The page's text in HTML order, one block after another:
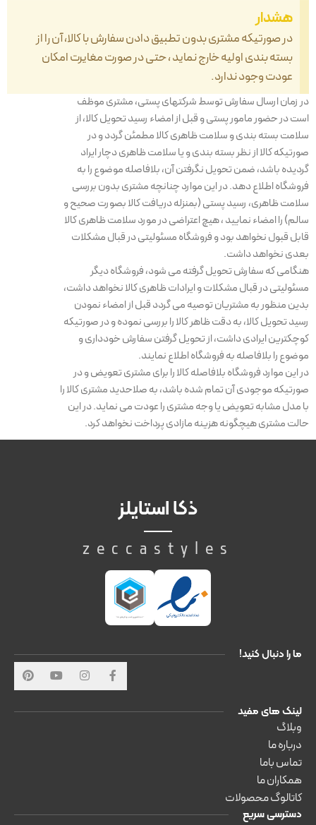
هشدار
در صورتیکه مشتری بدون تطبیق دادن سفارش با کالا، آن را از
بسته بندی اولیه خارج نماید ، حتی در صورت مغایرت امکان
عودت وجود ندارد.
در زمان ارسال سفارش توسط شرکتهای پستی، مشتری موظف
است در حضور مامور پستی و قبل از امضاء رسید تحویل کالا، از
سلامت بسته بندی و سلامت ظاهری کالا مطمئن گردد و در
صورتیکه کالا از نظر بسته بندی و یا سلامت ظاهری دچار ایراد
گردیده باشد، ضمن تحویل نگرفتن آن، بلافاصله موضوع را به
فروشگاه اطلاع دهد. در این موارد چنانچه مشتری بدون بررسی
سلامت ظاهری، رسید پستی (بمنزله دریافت کالا بصورت صحیح و
سالم) را امضاء نمایید ، هیچ اعتراضی در مورد سلامت ظاهری کالا
قابل قبول نخواهد بود و فروشگاه مسئولیتی در قبال مشکلات
بعدی نخواهد داشت.
هنگامی که سفارش تحویل گرفته می شود، فروشگاه دیگر
مسئولیتی در قبال مشکلات و ایرادات ظاهری کالا نخواهد داشت،
بدین منظور به مشتریان توصیه می گردد قبل از امضاء نمودن
رسید تحویل کالا، به دقت ظاهر کالا را بررسی نموده و در صورتیکه
کوچکترین ایرادی داشت، از تحویل گرفتن سفارش خودداری و
موضوع را بلافاصله به فروشگاه اطلاع نمایند.
در این موارد فروشگاه بلافاصله کالا را برای مشتری تعویض و در
صورتیکه موجودی آن تمام شده باشد، به صلاحدید مشتری کالا را
با مدل مشابه تعویض یا وجه مشتری را عودت می نماید. در این
حالت مشتری هیچگونه هزینه مازادی پرداخت نخواهد کرد.
لینک های مفید
وبلاگ
درباره ما
تماس باما
همکاران ما
کاتالوگ محصولات
دسترسی سریع
ذکا استایلز
zeccastyles
ما را دنبال کنید!